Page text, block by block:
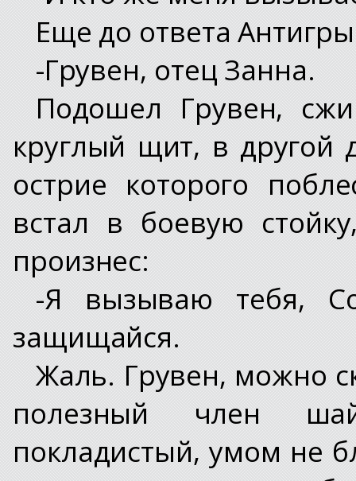
Еще до ответа
-Грувен, отец Занна.
Подошел Грувен,
круглый щит, в другой
острие которого
встал в боевую
произнес:
-Я вызываю тебя,
защищайся.
Жаль. Грувен, можно
полезный член
покладистый, умом не